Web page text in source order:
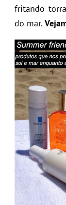
fritando
do mar.